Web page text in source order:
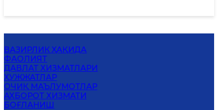
ВАЗИРЛИК ҲАҚИДА
ФАОЛИЯТ
ДАВЛАТ ХИЗМАТЛАРИ
ҲУЖЖАТЛАР
ОЧИҚ МАЪЛУМОТЛАР
АХБОРОТ ХИЗМАТИ
БОҒЛАНИШ